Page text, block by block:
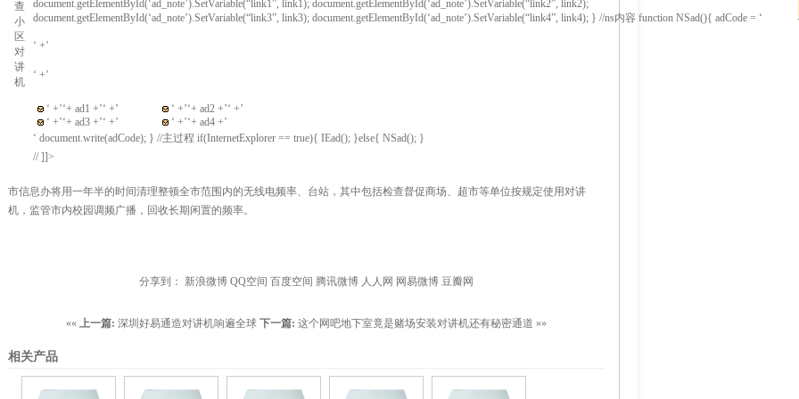
document.getElementById(‘ad_note’).SetVariable(“link1”, link1); document.getElementById(‘ad_note’).SetVariable(“link2”, link2);
document.getElementById(‘ad_note’).SetVariable(“link3”, link3); document.getElementById(‘ad_note’).SetVariable(“link4”, link4); } //ns内容 function NSad(){ adCode = ‘
‘ +’
‘ +’
‘ +’‘+ ad1 +’‘ +’ ‘ +’‘+ ad2 +’‘ +’
‘ +’‘+ ad3 +’‘ +’ ‘ +’‘+ ad4 +’
‘ document.write(adCode); } //主过程 if(InternetExplorer == true){ IEad(); }else{ NSad(); }
// ]]>
市信息办将用一年半的时间清理整顿全市范围内的无线电频率、台站，其中包括检查督促商场、超市等单位按规定使用对讲
机，监管市内校园调频广播，回收长期闲置的频率。
分享到： 新浪微博 QQ空间 百度空间 腾讯微博 人人网 网易微博 豆瓣网
«« 上一篇: 深圳好易通造对讲机响遍全球 下一篇: 这个网吧地下室竟是赌场安装对讲机还有秘密通道 »»
相关产品